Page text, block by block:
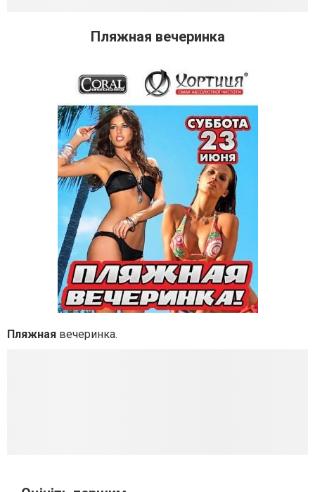
Пляжная вечеринка
Пляжная вечеринка.